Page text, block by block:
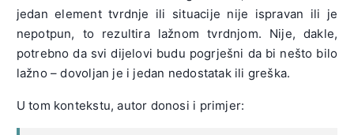
jedan element tvrdnje ili situacije nije ispravan ili je
nepotpun, to rezultira lažnom tvrdnjom. Nije, dakle,
potrebno da svi dijelovi budu pogrješni da bi nešto bilo
lažno – dovoljan je i jedan nedostatak ili greška.
U tom kontekstu, autor donosi i primjer: